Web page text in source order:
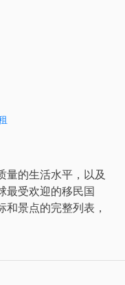
量的生活水平，以及
最受欢迎的移民国
和景点的完整列表，